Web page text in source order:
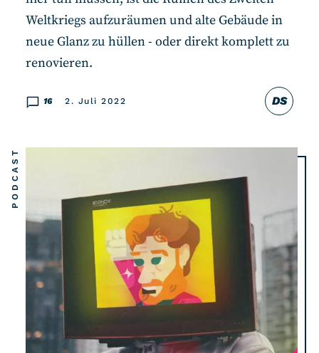
DS
16 2. Juli 2022
Weltkriegs aufzuräumen und alte Gebäude in
neue Glanz zu hüllen - oder direkt komplett zu
renovieren.
PODCAST